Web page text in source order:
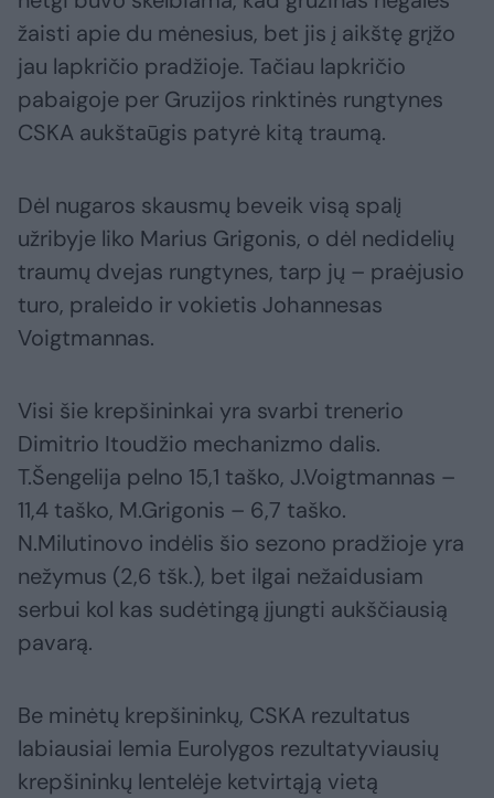
žaisti apie du mėnesius, bet jis į aikštę grįžo
jau lapkričio pradžioje. Tačiau lapkričio
pabaigoje per Gruzijos rinktinės rungtynes
CSKA aukštaūgis patyrė kitą traumą.
Dėl nugaros skausmų beveik visą spalį
užribyje liko Marius Grigonis, o dėl nedidelių
traumų dvejas rungtynes, tarp jų – praėjusio
turo, praleido ir vokietis Johannesas
Voigtmannas.
Visi šie krepšininkai yra svarbi trenerio
Dimitrio Itoudžio mechanizmo dalis.
T.Šengelija pelno 15,1 taško, J.Voigtmannas –
11,4 taško, M.Grigonis – 6,7 taško.
N.Milutinovo indėlis šio sezono pradžioje yra
nežymus (2,6 tšk.), bet ilgai nežaidusiam
serbui kol kas sudėtingą įjungti aukščiausią
pavarą.
Be minėtų krepšininkų, CSKA rezultatus
labiausiai lemia Eurolygos rezultatyviausių
krepšininkų lentelėje ketvirtąją vietą